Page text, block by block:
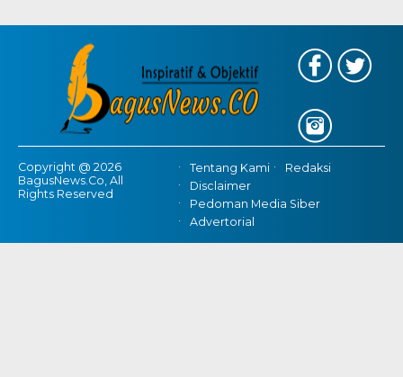
Copyright @ 2026
BagusNews.Co, All
Rights Reserved
Tentang Kami
Redaksi
Disclaimer
Pedoman Media Siber
Advertorial